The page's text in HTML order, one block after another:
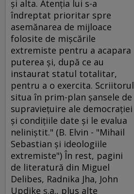
şi alta. Atenţia lui s-a
îndreptat prioritar spre
asemănarea de mijloace
folosite de mişcările
extremiste pentru a acapara
puterea şi, după ce au
instaurat statul totalitar,
pentru a o exercita. Scriitorul
situa în prim-plan şansele de
supravieţuire ale democraţiei
şi condiţiile date şi le evalua
neliniştit." (B. Elvin - "Mihail
Sebastian şi ideologiile
extremiste") În rest, pagini
de literatură din Miguel
Delibes, Radnika Jha, John
Updike ş.a., plus alte